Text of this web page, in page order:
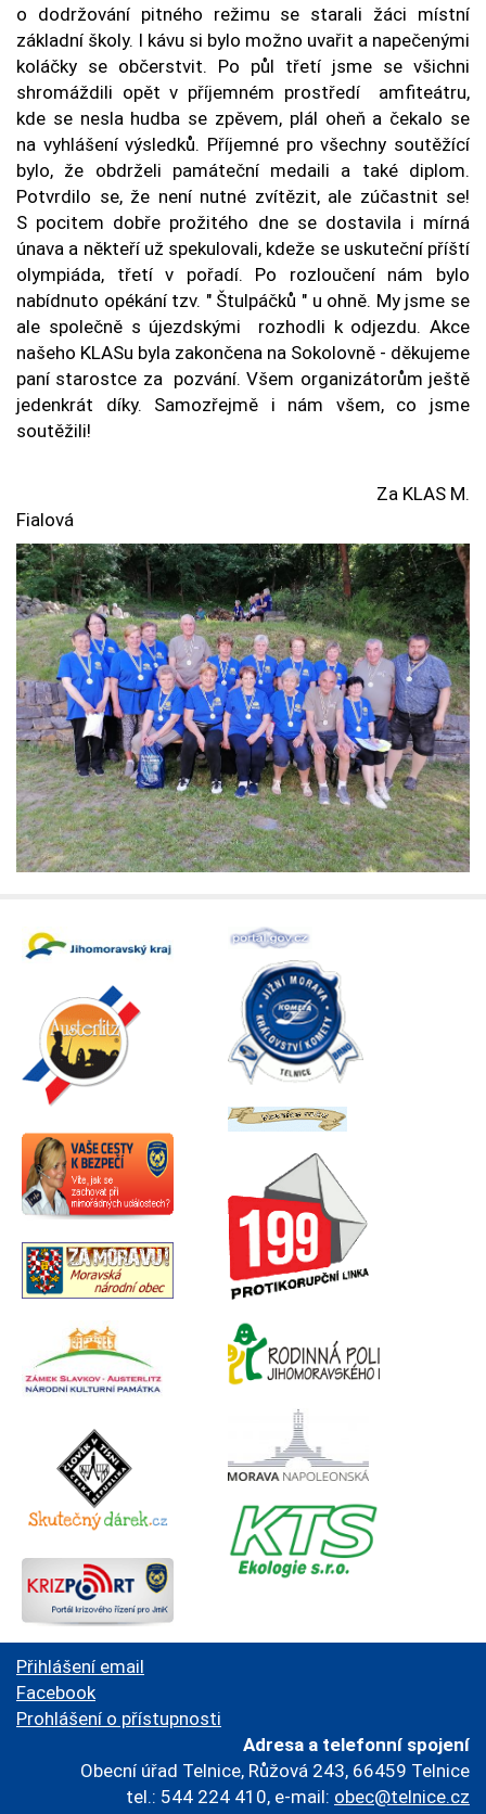
o dodržování pitného režimu se starali žáci místní
základní školy. I kávu si bylo možno uvařit a napečenými
koláčky se občerstvit. Po půl třetí jsme se všichni
shromáždili opět v příjemném prostředí amfiteátru,
kde se nesla hudba se zpěvem, plál oheň a čekalo se
na vyhlášení výsledků. Příjemné pro všechny soutěžící
bylo, že obdrželi památeční medaili a také diplom.
Potvrdilo se, že není nutné zvítězit, ale zúčastnit se!
S pocitem dobře prožitého dne se dostavila i mírná
únava a někteří už spekulovali, kdeže se uskuteční příští
olympiáda, třetí v pořadí. Po rozloučení nám bylo
nabídnuto opékání tzv. " Štulpáčků " u ohně. My jsme se
ale společně s újezdskými rozhodli k odjezdu. Akce
našeho KLASu byla zakončena na Sokolovně - děkujeme
paní starostce za pozvání. Všem organizátorům ještě
jedenkrát díky. Samozřejmě i nám všem, co jsme
soutěžili!
Za KLAS M.
Fialová
Přihlášení email
Facebook
Prohlášení o přístupnosti
Adresa a telefonní spojení
Obecní úřad Telnice, Růžová 243, 66459 Telnice
tel.: 544 224 410, e-mail: obec@telnice.cz